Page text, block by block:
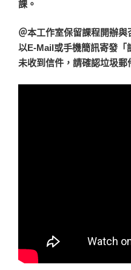
課。
＠本工作室保留課程開辦與
以E-Mail或手機簡訊寄發「
未收到信件，請確認垃圾郵